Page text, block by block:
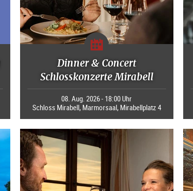
Dinner & Concert
Schlosskonzerte Mirabell
08. Aug. 2026 - 18:00 Uhr
Schloss Mirabell, Marmorsaal, Mirabellplatz 4